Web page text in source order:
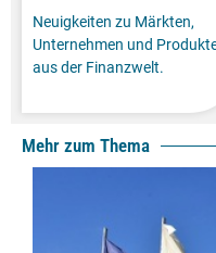
Neuigkeiten zu Märkten,
Unternehmen und
aus der Finanzwelt.
Mehr zum Thema